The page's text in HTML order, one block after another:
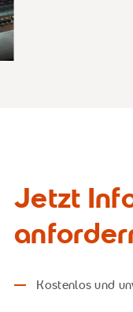
Jetzt
Kostenlos und